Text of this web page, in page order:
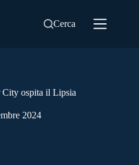
Cerca
City ospita il Lipsia
2024